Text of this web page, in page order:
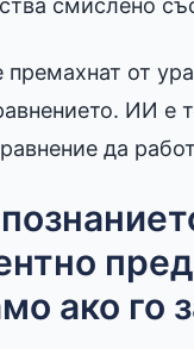
смислено
премахнат от
ИИ е
да
ако го